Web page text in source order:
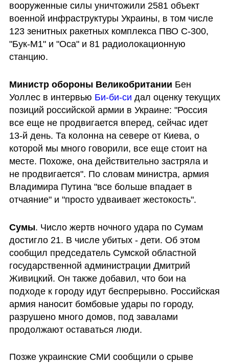
вооруженные силы уничтожили 2581 объект
военной инфраструктуры Украины, в том числе
123 зенитных ракетных комплекса ПВО С-300,
"Бук-М1" и "Оса" и 81 радиолокационную
станцию.
Министр обороны Великобритании Бен
Уоллес в интервью Би-би-си дал оценку текущих
позиций российской армии в Украине: "Россия
все еще не продвигается вперед, сейчас идет
13-й день. Та колонна на севере от Киева, о
которой мы много говорили, все еще стоит на
месте. Похоже, она действительно застряла и
не продвигается". По словам министра, армия
Владимира Путина "все больше впадает в
отчаяние" и "просто удваивает жестокость".
Сумы. Число жертв ночного удара по Сумам
достигло 21. В числе убитых - дети. Об этом
сообщил председатель Сумской областной
государственной администрации Дмитрий
Живицкий. Он также добавил, что бои на
подходе к городу идут беспрерывно. Российская
армия наносит бомбовые удары по городу,
разрушено много домов, под завалами
продолжают оставаться люди.
Позже украинские СМИ сообщили о срыве